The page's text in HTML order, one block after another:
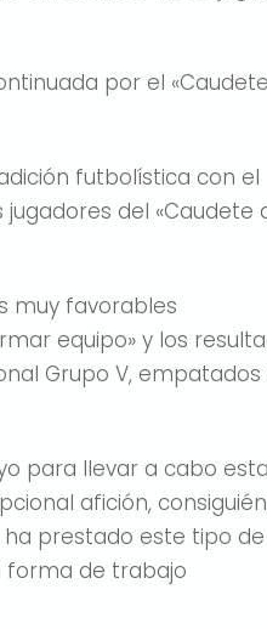
por el
futbolística con el
del «Caudete
muy favorables
equipo» y los
Grupo V, empatados
para llevar a cabo
afición,
ha prestado este tipo de
forma de trabajo